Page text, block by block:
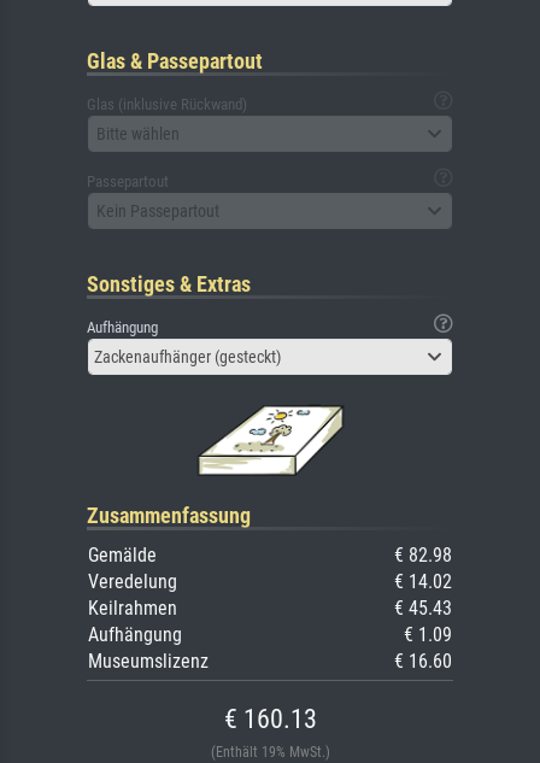
Glas & Passepartout
Glas (inklusive Rückwand)
Bitte wählen
Passepartout
Kein Passepartout
Sonstiges & Extras
Aufhängung
Zackenaufhänger (gesteckt)
Zusammenfassung
Gemälde
€ 82.98
Veredelung
€ 14.02
Keilrahmen
€ 45.43
Aufhängung
€ 1.09
Museumslizenz
€ 16.60
€ 160.13
(Enthält 19% MwSt.)